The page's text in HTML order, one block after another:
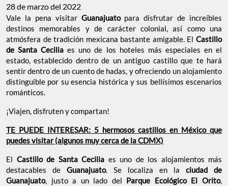
28 de marzo del 2022
Vale la pena visitar Guanajuato para disfrutar de increíbles
destinos memorables y de carácter colonial, así como una
atmósfera de tradición mexicana bastante amigable. El Castillo
de Santa Ceciliaes uno de los hoteles más especiales en el
estado, establecido dentro de un antiguo castillo que te hará
sentir dentro de un cuento de hadas, y ofreciendo un alojamiento
distinguible por su esencia histórica y sus bellísimos escenarios
románticos.
¡Viajen, disfruten y compartan!
TE PUEDE INTERESAR: 5 hermosos castillos en México que
puedes visitar (algunos muy cerca de la CDMX)
El Castillo de Santa Cecilia es uno de los alojamientos más
destacables de Guanajuato. Se localiza en la ciudad de
Guanajuato, justo a un lado del Parque Ecológico El Orito,